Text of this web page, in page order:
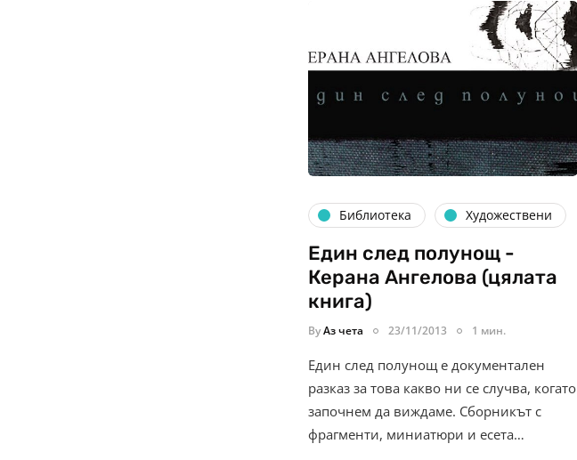
Библиотека Художествени
Един след полунощ -
Керана Ангелова (цялата
книга)
ByАз чета 23/11/2013 1 мин.
Един след полунощ е документален
разказ за това какво ни се случва, когато
започнем да виждаме. Сборникът с
фрагменти, миниатюри и есета…